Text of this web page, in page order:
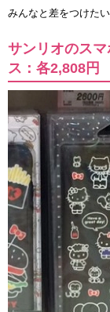
みんなと差をつけた
サンリオのス
ス：各2,808円